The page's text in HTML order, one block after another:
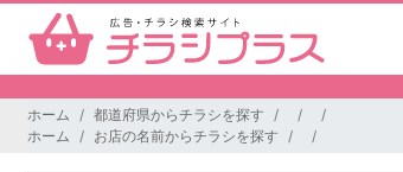
ホーム
都道府県からチラシを探す
ホーム
お店の名前からチラシを探す